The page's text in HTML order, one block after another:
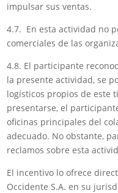
impulsar sus ventas.
4.7. En esta actividad no
comerciales de las
4.8. El participante
la presente actividad, se
logísticos propios de este
presentarse, el
oficinas principales del
adecuado. No obstante,
reclamos sobre esta
El incentivo lo ofrece
Occidente S.A. en su